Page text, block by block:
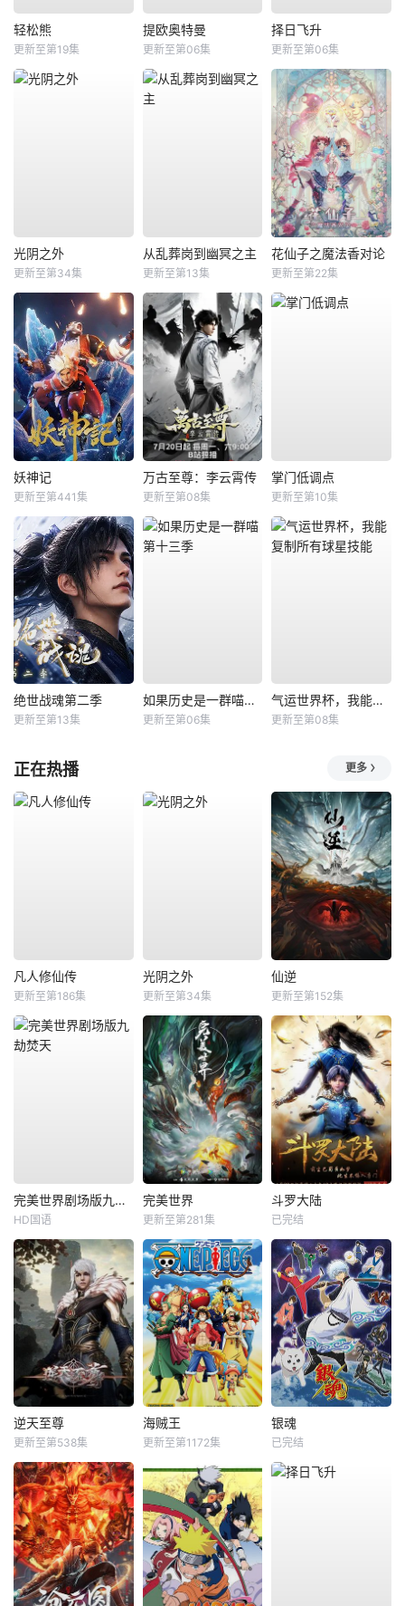
轻松熊
更新至第19集
提欧奥特曼
更新至第06集
择日飞升
更新至第06集
光阴之外
更新至第34集
从乱葬岗到幽冥之主
更新至第13集
花仙子之魔法香对论
更新至第22集
妖神记
更新至第441集
万古至尊：李云霄传
更新至第08集
掌门低调点
更新至第10集
绝世战魂第二季
更新至第13集
如果历史是一群喵第十三季
更新至第06集
气运世界杯，我能复制所有球星技能
更新至第08集
正在热播 更多
凡人修仙传
更新至第186集
光阴之外
更新至第34集
仙逆
更新至第152集
完美世界剧场版九劫焚天
HD国语
完美世界
更新至第281集
斗罗大陆
已完结
逆天至尊
更新至第538集
海贼王
更新至第1172集
银魂
已完结